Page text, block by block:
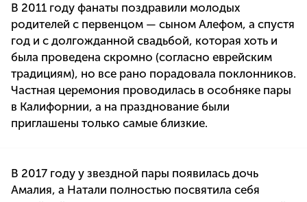
В 2011 году фанаты поздравили молодых
родителей с первенцом — сыном Алефом, а спустя
год и с долгожданной свадьбой, которая хоть и
была проведена скромно (согласно еврейским
традициям), но все рано порадовала поклонников.
Частная церемония проводилась в особняке пары
в Калифорнии, а на празднование были
приглашены только самые близкие.
В 2017 году у звездной пары появилась дочь
Амалия, а Натали полностью посвятила себя